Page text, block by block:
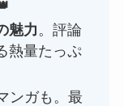
魅力。評論
熱量たっぷ
ンガも。最